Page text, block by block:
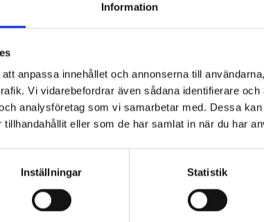
Information
anpassa innehållet och annonserna till
Vi vidarebefordrar även sådana identifierare och
analysföretag som vi samarbetar med. Dessa
eller som de har samlat in när du har
Inställningar Statistik
Skaldjurspaj
med sparris
Halstrad lax
med murkelsås